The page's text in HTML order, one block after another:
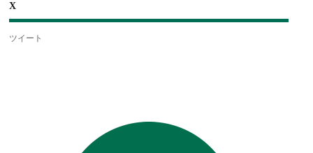
X
ツイート